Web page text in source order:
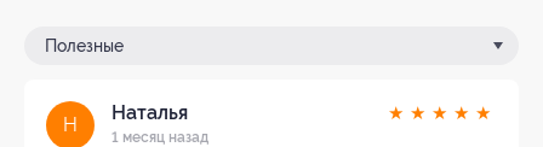
Полезные
Н
Наталья
1 месяц назад
★ ★ ★ ★ ★